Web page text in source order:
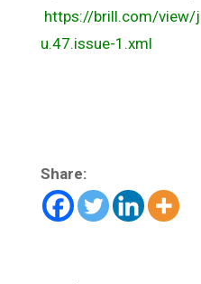
https://brill.com/
u.47.issue-1.xml
Share: